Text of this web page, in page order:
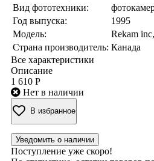
Вид фототехники:
Год выпуска:
1995
Модель:
Rekam
Страна производитель: Канада
Все характеристики
Описание
1 610 Р
Нет в наличии
В избранное
Уведомить о наличии
Поступление уже скоро!